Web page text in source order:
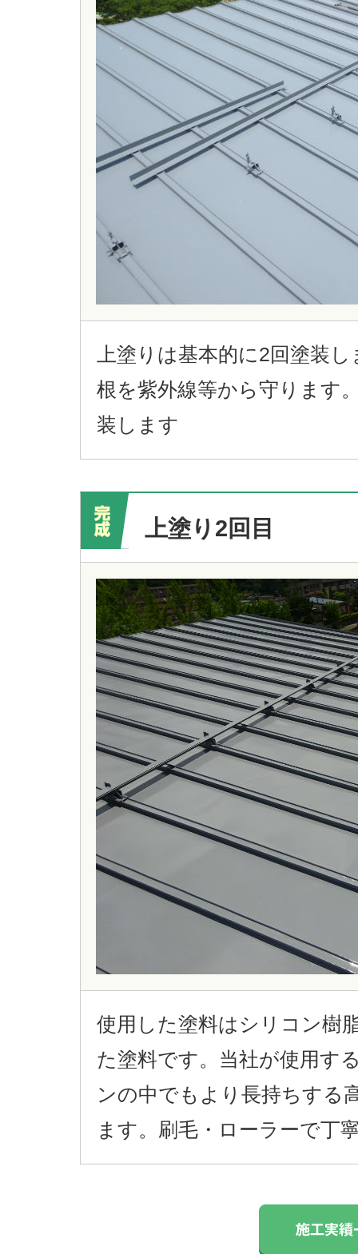
上塗りは基本的に2回塗装
根を紫外線等から守ります
装します
上塗り2回目
使用した塗料はシリコン樹
た塗料です。当社が使用す
ンの中でもより長持ちする
ます。刷毛・ローラーで丁